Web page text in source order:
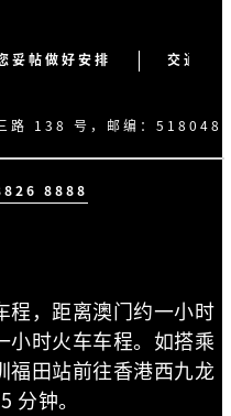
妥帖做好安排 交通枢
路 138 号，邮编：518048
8888
程，距离澳门约一小时
小时火车车程。如搭乘
福田站前往香港西九龙
分钟。